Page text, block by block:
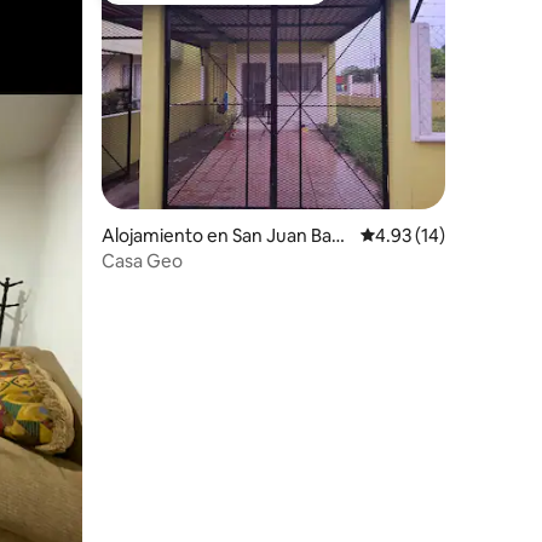
Alojamiento en San Juan Baut
ista Tuxtepec
Calificación
4.93 (14)
Casa Geo